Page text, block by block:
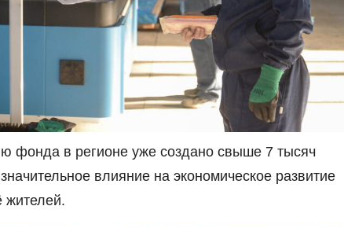
фонда в регионе уже создано свыше 7 тысяч
влияние на экономическое развитие
жителей.